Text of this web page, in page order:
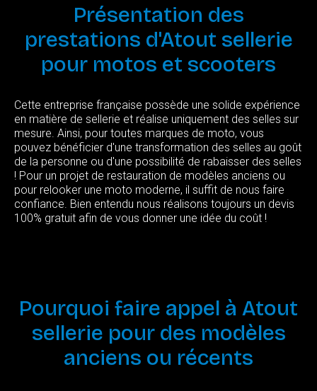
Présentation des
prestations d'Atout sellerie
pour motos et scooters
Cette entreprise française possède une solide expérience
en matière de sellerie et réalise uniquement des selles sur
mesure. Ainsi, pour toutes marques de moto, vous
pouvez bénéficier d'une transformation des selles au goût
de la personne ou d'une possibilité de rabaisser des selles
! Pour un projet de restauration de modèles anciens ou
pour relooker une moto moderne, il suffit de nous faire
confiance. Bien entendu nous réalisons toujours un devis
100% gratuit afin de vous donner une idée du coût !
Pourquoi faire appel à Atout
sellerie pour des modèles
anciens ou récents